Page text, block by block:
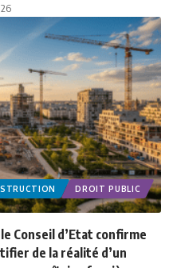
DROIT PUBLIC
Conseil d’Etat confirme
de la réalité d’un